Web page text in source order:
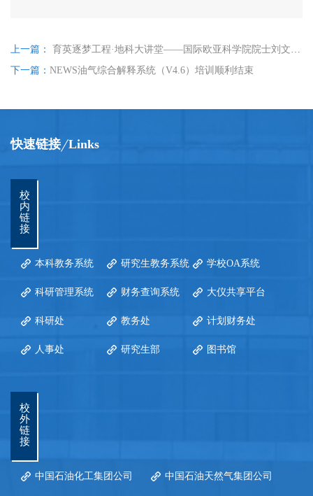
上一篇： 育英逐梦工程·地科大讲堂——国际欧亚科学院院士刘文汇教授作《深层油气地质-地球化学进展》、西北大学罗晓容研究员作《深层-超深层油气成藏理论认识与实际应用》专题讲座
下一篇： NEWS油气综合解释系统（V4.6）培训顺利结束
快速链接 Links
校
内
链
接
本科教务系统 研究生教务系统 学校OA系统
科研管理系统 财务查询系统 大仪共享平台
科研处 教务处 计划财务处
人事处 研究生部 图书馆
校
外
链
接
中国石油化工集团公司 中国石油天然气集团公司